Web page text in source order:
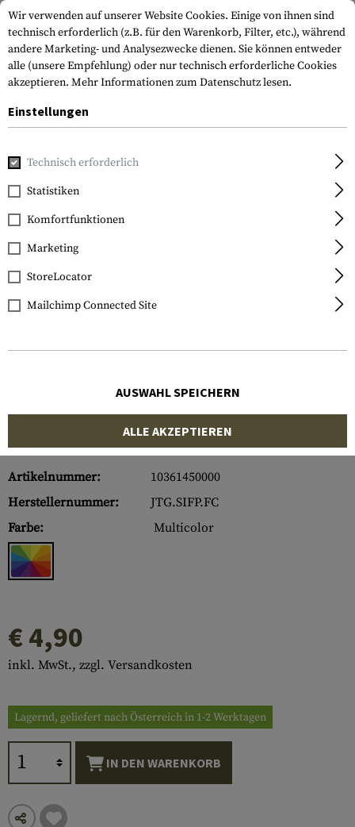
Home Tactical Gear Gummi-
JTG
Slovenia Flag Rubber
Patch
Artikelnummer:
10361450000
Herstellernummer:
JTG.SIFP.FC
Farbe:
Multicolor
€ 4,90
inkl. MwSt., zzgl. Versandkosten
Lagernd, geliefert nach Österreich in 1-2 Werktagen
IN DEN WARENKORB
Wir verwenden auf unserer Website Cookies. Einige von ihnen sind
technisch erforderlich (z.B. für den Warenkorb, Filter, etc.), während
andere Marketing- und Analysezwecke dienen. Sie können entweder
alle (unsere Empfehlung) oder nur technisch erforderliche Cookies
akzeptieren. Mehr Informationen zum Datenschutz lesen.
Einstellungen
Technisch erforderlich
Statistiken
Komfortfunktionen
Marketing
StoreLocator
Mailchimp Connected Site
AUSWAHL SPEICHERN
ALLE AKZEPTIEREN